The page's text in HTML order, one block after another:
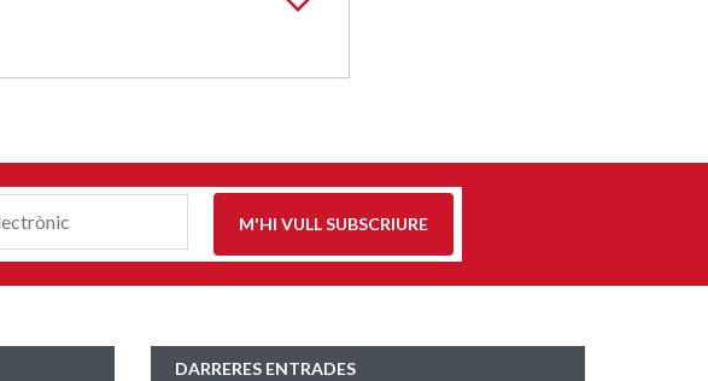
M'HI VULL SUBSCRIURE
DARRERES ENTRADES